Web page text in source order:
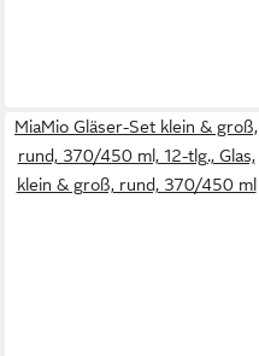
MiaMio Gläser-Set klein & groß,
rund, 370/450 ml, 12-tlg., Glas,
klein & groß, rund, 370/450 ml